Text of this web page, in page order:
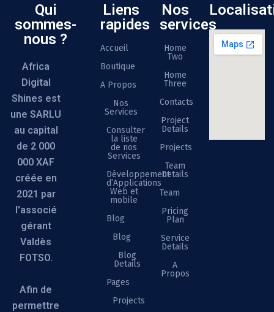
Qui
sommes-
nous ?
Africa
Digital
Shines est
une SARLU
au capital
de 2 000
000 XAF
créée en
2021 par
l'associé
gérant
Valdès
FOTSO.
Afin de
permettre
Liens
rapides
Accueil
Boutique
A Propos
Nos
Services
Consulter
la liste
de nos
Services
Développement
d’Applications
Web et
mobile
Blog
Blog
Blog
Details
Pages
Projects
Nos
services
Home
Two
Home
Three
Contacts
Project
Details
Projects
Team
Details
Team
Pricing
Plan
Service
Details
A
Propos